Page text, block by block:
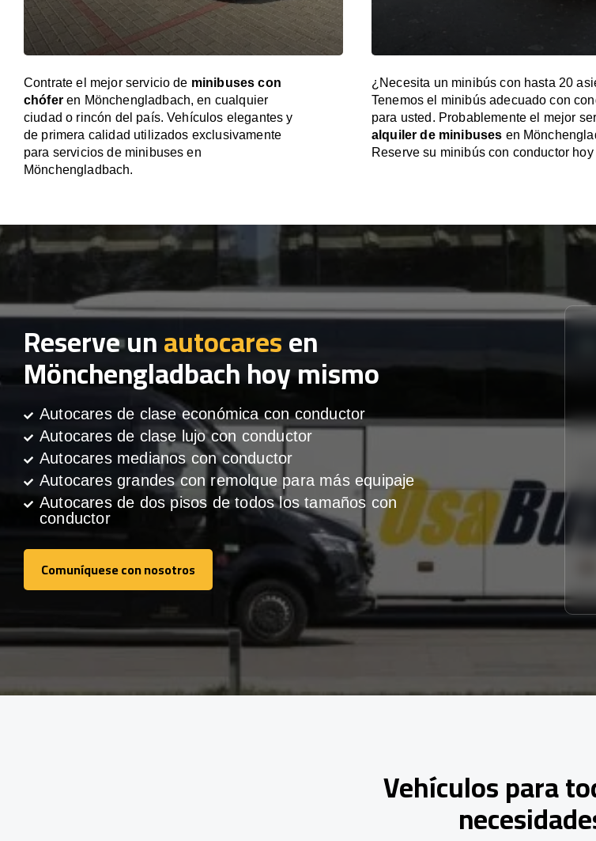
Contrate el mejor servicio de minibuses con
chóferen Mönchengladbach, en cualquier
ciudad o rincón del país. Vehículos elegantes y
de primera calidad utilizados exclusivamente
para servicios de minibuses en
Mönchengladbach.
¿Necesita un minibús con hasta 20
Tenemos el minibús adecuado con
para usted. Probablemente el mejor
alquiler de minibuses en
Reserve su minibús con conductor hoy
Reserve unautocaresen
Mönchengladbach hoy mismo
Autocares de clase económica con conductor
Autocares de clase lujo con conductor
Autocares medianos con conductor
Autocares grandes con remolque para más equipaje
Autocares de dos pisos de todos los tamaños con
conductor
Comuníquese con nosotros
Comuníquese con nosotros
Vehículos para